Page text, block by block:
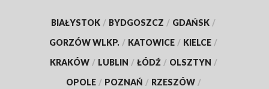
BIAŁYSTOK / BYDGOSZCZ / GDAŃSK /
GORZÓW WLKP. / KATOWICE / KIELCE /
KRAKÓW / LUBLIN / ŁÓDŹ / OLSZTYN /
OPOLE / POZNAŃ / RZESZÓW /